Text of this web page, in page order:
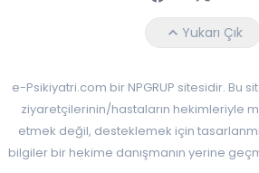
FaceebokTwitter
Yukarı Çık
e-Psikiyatri.com bir NPGRUP sitesidir. Bu
ziyaretçilerinin/hastaların hekimleriyle
etmek değil, desteklemek için
bilgiler bir hekime danışmanın yerine